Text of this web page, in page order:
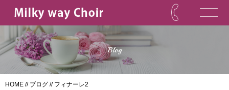
Blog
HOME // ブログ // フィナーレ2